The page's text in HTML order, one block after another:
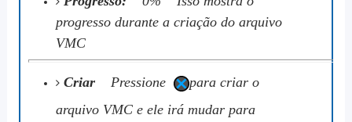
progresso durante a criação do arquivo
VMC
CriarPressione
para criar o
arquivo VMC e ele irá mudar para